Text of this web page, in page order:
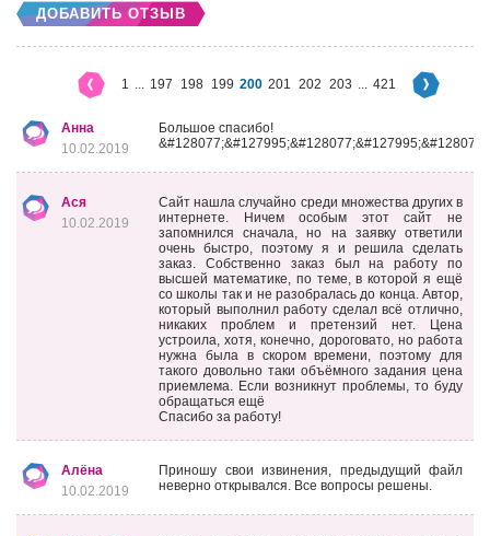
ДОБАВИТЬ ОТЗЫВ
1 ... 197 198 199 200 201 202 203 ... 421
Анна
10.02.2019
Большое спасибо!
Ася
10.02.2019
Сайт нашла случайно среди множества других в
интернете. Ничем особым этот сайт не
запомнился сначала, но на заявку ответили
очень быстро, поэтому я и решила сделать
заказ. Собственно заказ был на работу по
высшей математике, по теме, в которой я ещё
со школы так и не разобралась до конца. Автор,
который выполнил работу сделал всё отлично,
никаких проблем и претензий нет. Цена
устроила, хотя, конечно, дороговато, но работа
нужна была в скором времени, поэтому для
такого довольно таки объёмного задания цена
приемлема. Если возникнут проблемы, то буду
обращаться ещё
Спасибо за работу!
Алёна
10.02.2019
Приношу свои извинения, предыдущий файл
неверно открывался. Все вопросы решены.